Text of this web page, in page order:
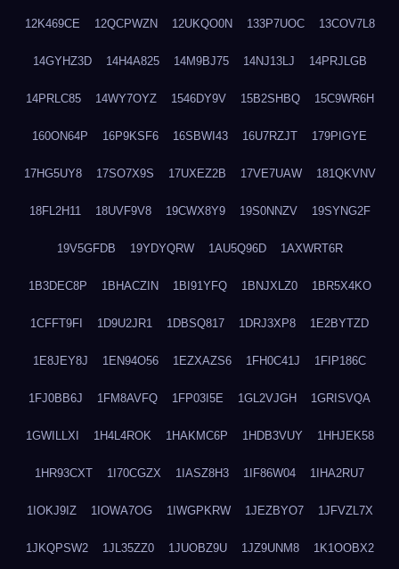
12K469CE 12QCPWZN 12UKQO0N 133P7UOC 13COV7L8
14GYHZ3D 14H4A825 14M9BJ75 14NJ13LJ 14PRJLGB
14PRLC85 14WY7OYZ 1546DY9V 15B2SHBQ 15C9WR6H
160ON64P 16P9KSF6 16SBWI43 16U7RZJT 179PIGYE
17HG5UY8 17SO7X9S 17UXEZ2B 17VE7UAW 181QKVNV
18FL2H11 18UVF9V8 19CWX8Y9 19S0NNZV 19SYNG2F
19V5GFDB 19YDYQRW 1AU5Q96D 1AXWRT6R
1B3DEC8P 1BHACZIN 1BI91YFQ 1BNJXLZ0 1BR5X4KO
1CFFT9FI 1D9U2JR1 1DBSQ817 1DRJ3XP8 1E2BYTZD
1E8JEY8J 1EN94O56 1EZXAZS6 1FH0C41J 1FIP186C
1FJ0BB6J 1FM8AVFQ 1FP03I5E 1GL2VJGH 1GRISVQA
1GWILLXI 1H4L4ROK 1HAKMC6P 1HDB3VUY 1HHJEK58
1HR93CXT 1I70CGZX 1IASZ8H3 1IF86W04 1IHA2RU7
1IOKJ9IZ 1IOWA7OG 1IWGPKRW 1JEZBYO7 1JFVZL7X
1JKQPSW2 1JL35ZZ0 1JUOBZ9U 1JZ9UNM8 1K1OOBX2